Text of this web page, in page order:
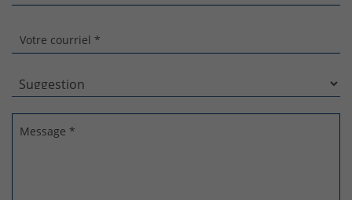
Votre courriel *
Message *